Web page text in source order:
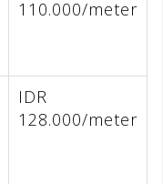
110.000/meter
IDR
128.000/meter